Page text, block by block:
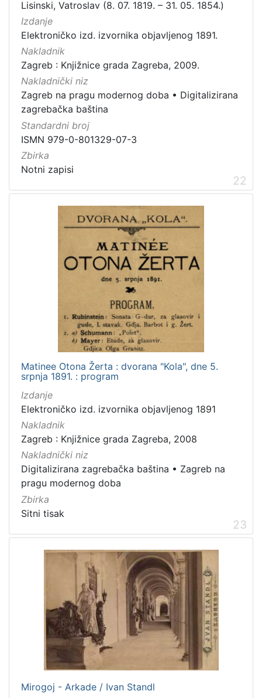
Lisinski, Vatroslav (8. 07. 1819. – 31. 05. 1854.)
Izdanje
Elektroničko izd. izvornika objavljenog 1891.
Nakladnik
Zagreb : Knjižnice grada Zagreba, 2009.
Nakladnički niz
Zagreb na pragu modernog doba • Digitalizirana
zagrebačka baština
Standardni broj
ISMN 979-0-801329-07-3
Zbirka
Notni zapisi
22
Matinee Otona Žerta : dvorana "Kola", dne 5.
srpnja 1891. : program
Izdanje
Elektroničko izd. izvornika objavljenog 1891
Nakladnik
Zagreb : Knjižnice grada Zagreba, 2008
Nakladnički niz
Digitalizirana zagrebačka baština • Zagreb na
pragu modernog doba
Zbirka
Sitni tisak
23
Mirogoj - Arkade / Ivan Standl